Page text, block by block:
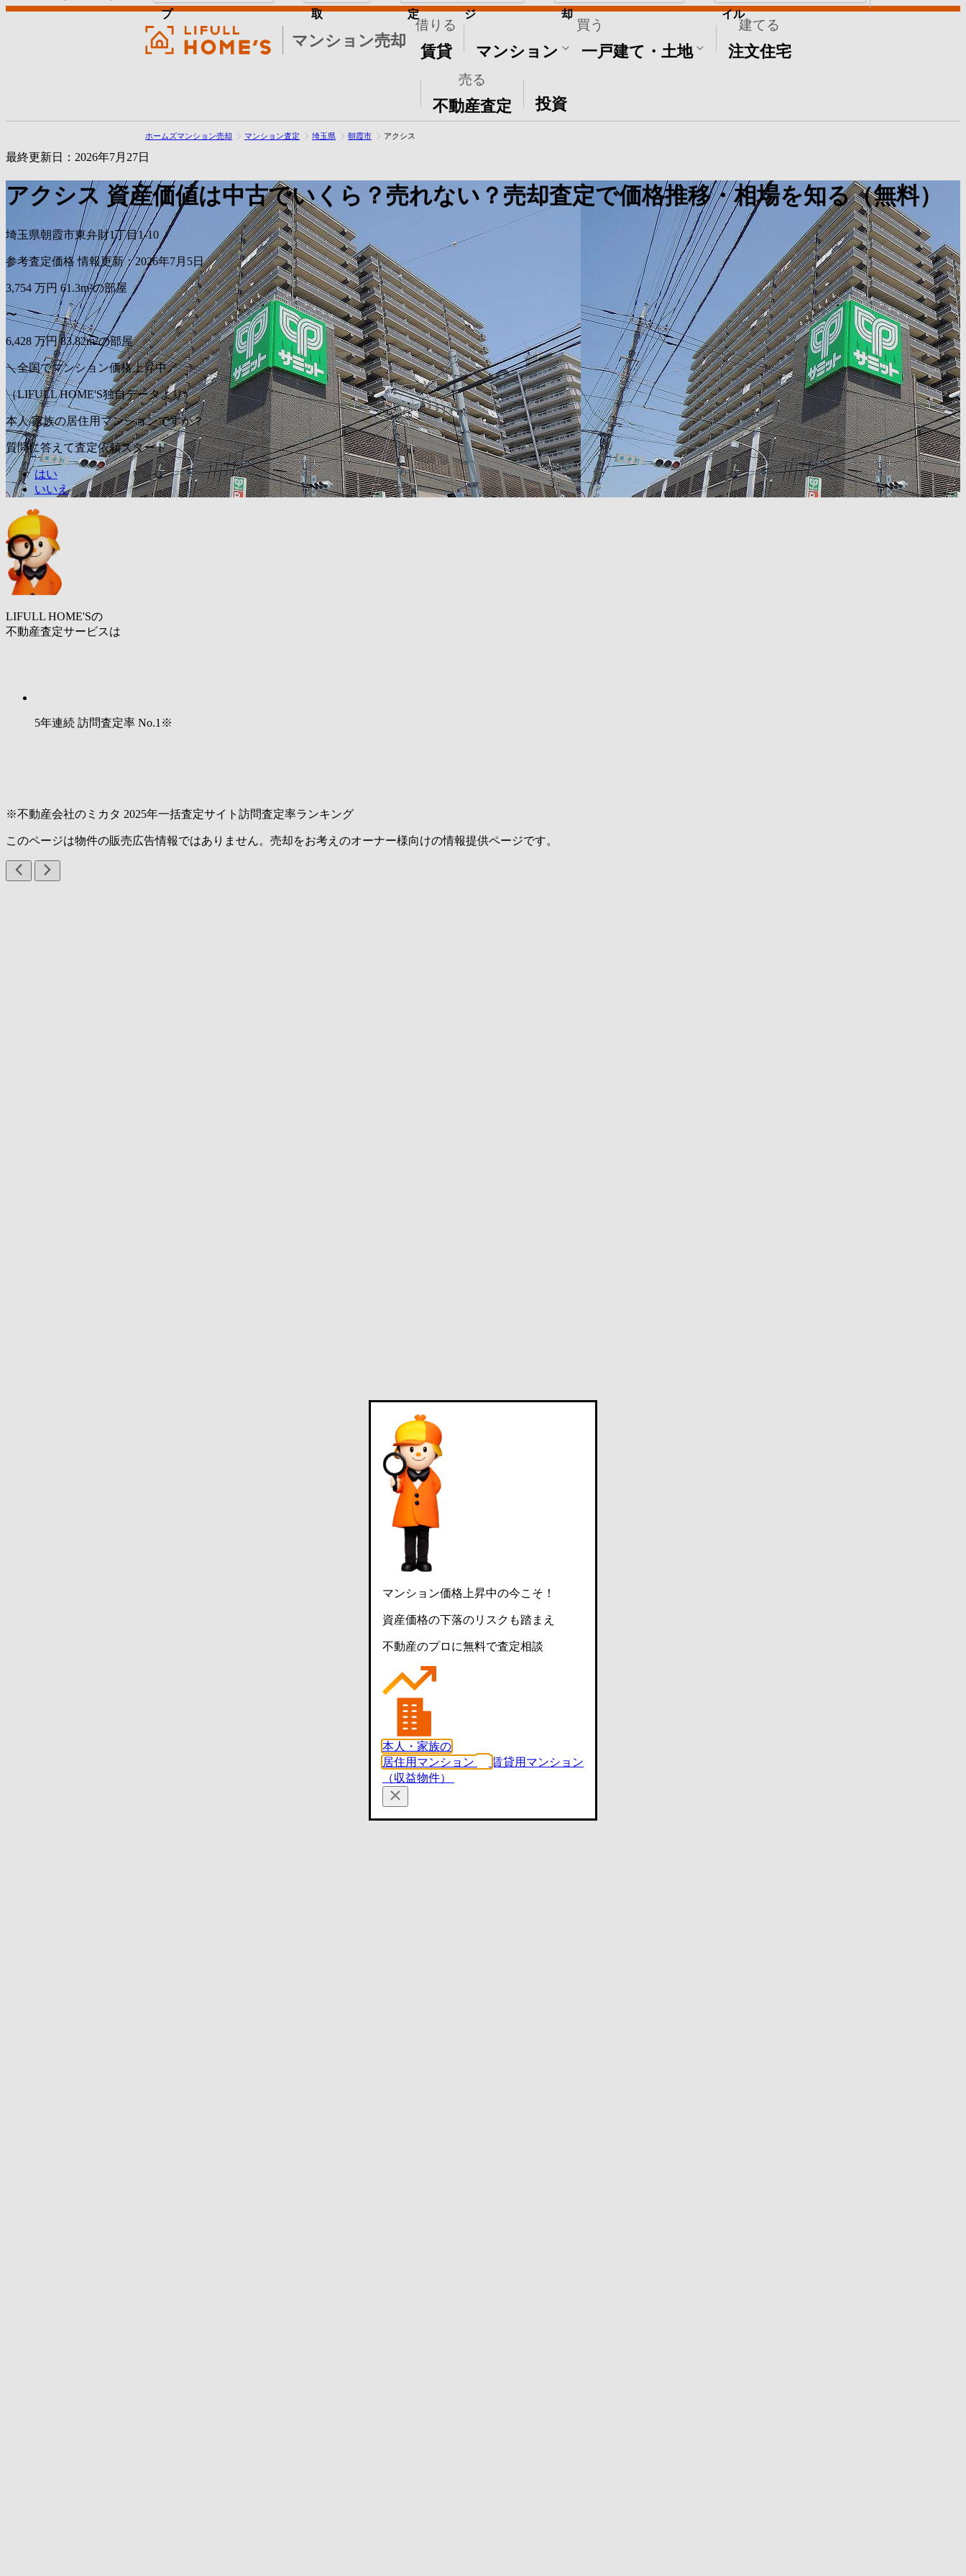
マンション売却
借りる
賃貸
買う
マンション 一戸建て・土地
建てる
注文住宅
売る
不動産査定
その他
投資
プ 取 定 ジ 却 イル
ホームズマンション売却 マンション査定 埼玉県 朝霞市 アクシス
最終更新日：2026年7月27日
アクシス 資産価値は中古でいくら？売れない？売却査定で価格推移・相場を知る（無料）
埼玉県朝霞市東弁財1丁目1-10
参考査定価格 情報更新：2026年7月5日
3,754 万円 61.3m²の部屋
〜
6,428 万円 83.82m²の部屋
＼全国でマンション価格上昇中／
（LIFULL HOME'S独自データより）
本人/家族の居住用マンションですか？
質問に答えて査定依頼スタート
はい
いいえ
LIFULL HOME'Sの
不動産査定サービスは
5年連続 訪問査定率 No.1 ※
※不動産会社のミカタ 2025年一括査定サイト訪問査定率ランキング
このページは物件の販売広告情報ではありません。売却をお考えのオーナー様向けの情報提供ページです。
マンション価格上昇中の今こそ！
資産価格の下落のリスクも踏まえ
不動産のプロに無料で査定相談
本人・家族の
居住用マンション
賃貸用マンション
（収益物件）